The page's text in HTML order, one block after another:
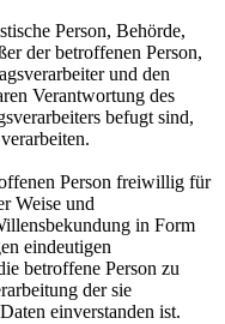
Person, Behörde,
der betroffenen Person,
und den
Verantwortung des
befugt sind,
Person freiwillig für
Weise und
in Form
eindeutigen
betroffene Person zu
der sie
einverstanden ist.